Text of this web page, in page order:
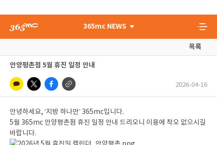
365mc NEWS
목록
안양평촌점 5월 휴진 일정 안내
2026-04-16
안녕하세요, ‘지방 하나만’ 365mc입니다.
5월 365mc 안양평촌점 휴진 일정 안내 드리오니 이용에 착오 없으시길
바랍니다.